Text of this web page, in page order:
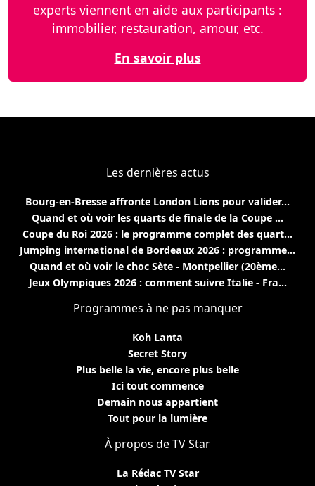
experts viennent en aide aux participants :
immobilier, restauration, amour, etc.
En savoir plus
Les dernières actus
Bourg-en-Bresse affronte London Lions pour valider...
Quand et où voir les quarts de finale de la Coupe ...
Coupe du Roi 2026 : le programme complet des quart...
Jumping international de Bordeaux 2026 : programme...
Quand et où voir le choc Sète - Montpellier (20ème...
Jeux Olympiques 2026 : comment suivre Italie - Fra...
Programmes à ne pas manquer
Koh Lanta
Secret Story
Plus belle la vie, encore plus belle
Ici tout commence
Demain nous appartient
Tout pour la lumière
À propos de TV Star
La Rédac TV Star